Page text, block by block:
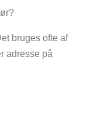
bruges ofte af
adresse på